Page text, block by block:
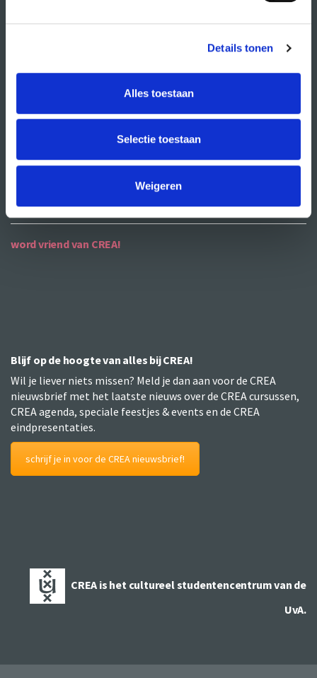
Details tonen
Alles toestaan
Selectie toestaan
Weigeren
contact
word vriend van CREA!
Blijf op de hoogte van alles bij CREA!
Wil je liever niets missen? Meld je dan aan voor de CREA
nieuwsbrief met het laatste nieuws over de CREA cursussen,
CREA agenda, speciale feestjes & events en de CREA
eindpresentaties.
schrijf je in voor de CREA nieuwsbrief!
CREA is het cultureel studentencentrum van de
UvA.